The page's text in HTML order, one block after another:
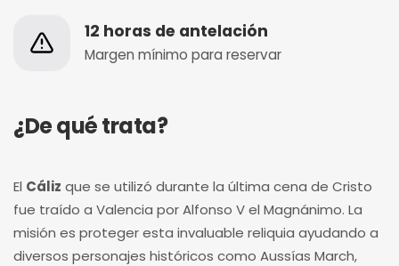
12 horas de antelación
Margen mínimo para reservar
¿De qué trata?
El Cáliz que se utilizó durante la última cena de Cristo
fue traído a Valencia por Alfonso V el Magnánimo. La
misión es proteger esta invaluable reliquia ayudando a
diversos personajes históricos como Aussías March,